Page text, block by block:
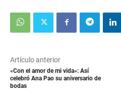
Artículo anterior
«Con el amor de mi vida»: Así
celebró Ana Pao su aniversario de
bodas